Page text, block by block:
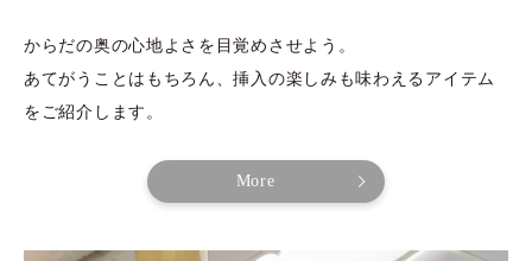
からだの奥の心地よさを目覚めさせよう。
あてがうことはもちろん、挿入の楽しみも味わえるアイテム
をご紹介します。
More